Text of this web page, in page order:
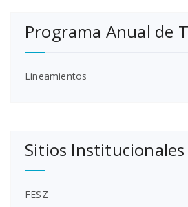
Programa Anual de
Lineamientos
Sitios Institucionales
FESZ